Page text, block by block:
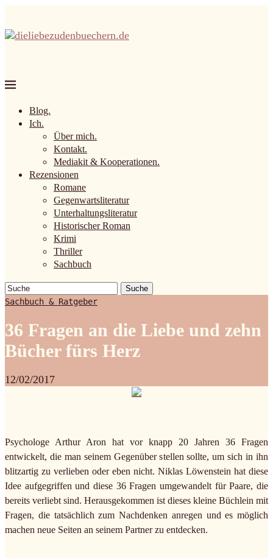
Blog.
Ich.
Über mich.
Kontakt.
Mediakit & Kooperationen.
Rezensionen
Romane
Gegenwartsliteratur
Unterhaltungsliteratur
Historischer Roman
Krimi
Thriller
Sachbuch
Suche
Sachbuch & Ratgeber
36 Fragen an die Liebe und zehn
Bücher fürs Herz
12/02/2017
Psychologe Arthur Aron hat vor knapp 20 Jahren 36 Fragen
entwickelt, die man seinem Gegenüber stellen sollte, um sich in ihn
blitzartig zu verlieben oder eben nicht. Niklas Löwenstein hat diese
Idee aufgegriffen und diese 36 Fragen umgewandelt für Paare, die
bereits verliebt sind. Herausgekommen ist dieses kleine Büchlein mit
Fragen, die tatsächlich zum Nachdenken anregen und es möglich
machen neue Seiten an seinem Partner zu entdecken.